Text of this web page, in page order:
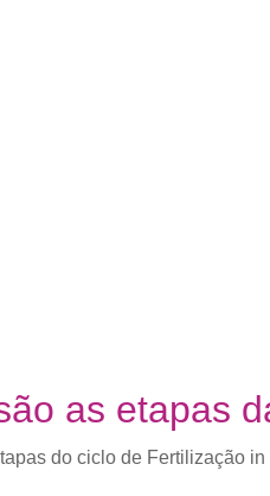
as etapas
do ciclo de Fertilização